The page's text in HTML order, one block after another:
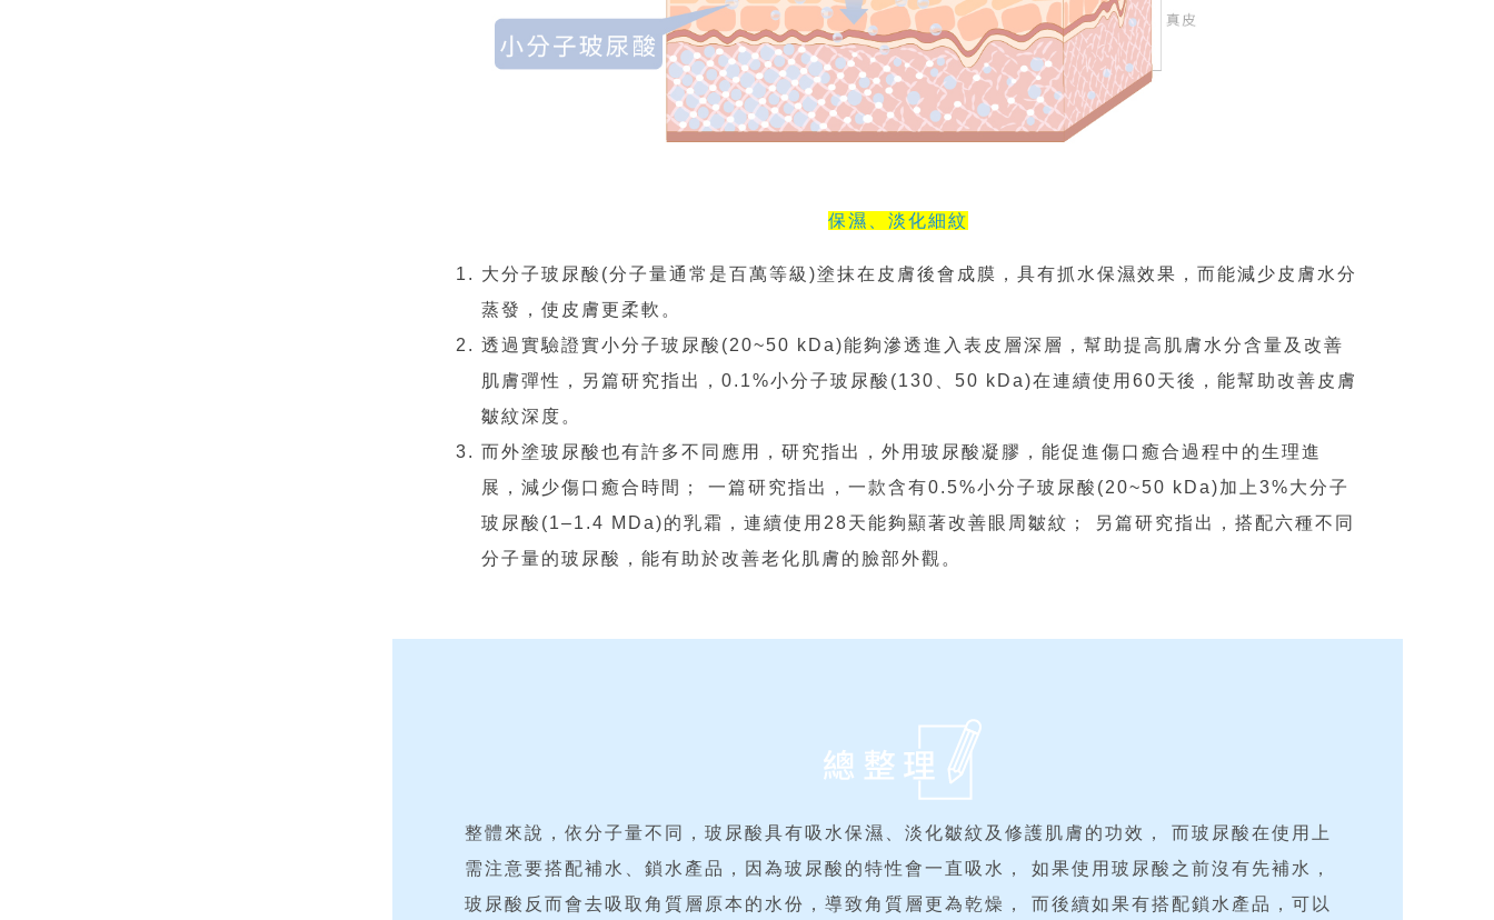
保濕、淡化細紋
大分子玻尿酸(分子量通常是百萬等級)塗抹在皮膚後會成膜，具有抓水保濕效果，而能減少皮膚水分
蒸發，使皮膚更柔軟。
透過實驗證實小分子玻尿酸(20~50 kDa)能夠滲透進入表皮層深層，幫助提高肌膚水分含量及改善
肌膚彈性，另篇研究指出，0.1%小分子玻尿酸(130、50 kDa)在連續使用60天後，能幫助改善皮膚
皺紋深度。
而外塗玻尿酸也有許多不同應用，研究指出，外用玻尿酸凝膠，能促進傷口癒合過程中的生理進
展，減少傷口癒合時間； 一篇研究指出，一款含有0.5%小分子玻尿酸(20~50 kDa)加上3%大分子
玻尿酸(1–1.4 MDa)的乳霜，連續使用28天能夠顯著改善眼周皺紋； 另篇研究指出，搭配六種不同
分子量的玻尿酸，能有助於改善老化肌膚的臉部外觀。
整體來說，依分子量不同，玻尿酸具有吸水保濕、淡化皺紋及修護肌膚的功效， 而玻尿酸在使用上
需注意要搭配補水、鎖水產品，因為玻尿酸的特性會一直吸水， 如果使用玻尿酸之前沒有先補水，
玻尿酸反而會去吸取角質層原本的水份，導致角質層更為乾燥， 而後續如果有搭配鎖水產品，可以